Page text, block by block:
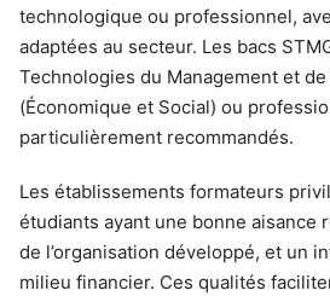
technologique ou professionnel,
adaptées au secteur. Les bacs
Technologies du Management et de
(Économique et Social) ou
particulièrement recommandés.
Les établissements formateurs
étudiants ayant une bonne aisance
de l’organisation développé, et un
milieu financier. Ces qualités